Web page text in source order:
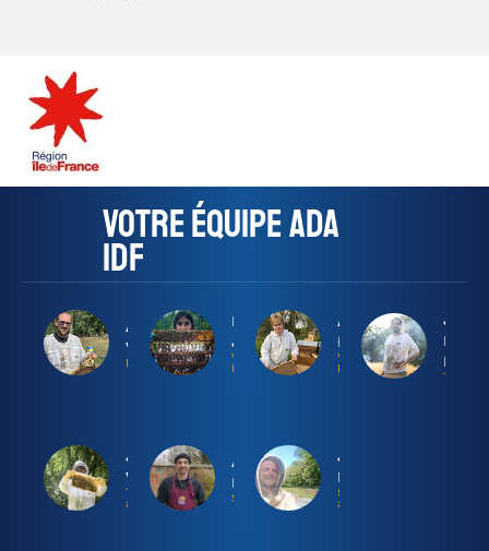
Votre équipe ADA
IDF
Alexandre
Valgrès
Président
Maya
Joubin
Vice-
Présidente
Antoine
Hédouin
Vice-
Président
Jean
Noël
Péché
Julien
Vicaire
Trésorier-
adjoint
Amaury
Frisson
Secrétaire
Jérémie
Bosselut
Secrétaire-
adjoint